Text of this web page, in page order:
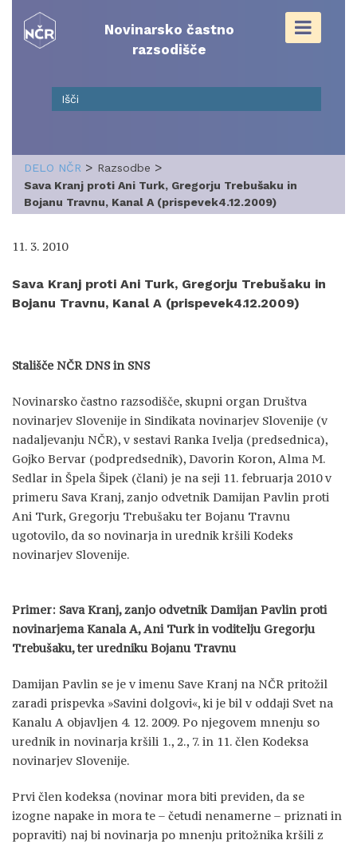
content
Novinarsko častno
razsodišče
DELO NČR > Razsodbe >
Sava Kranj proti Ani Turk, Gregorju Trebušaku in
Bojanu Travnu, Kanal A (prispevek4.12.2009)
11. 3. 2010
Sava Kranj proti Ani Turk, Gregorju Trebušaku in
Bojanu Travnu, Kanal A (prispevek4.12.2009)
Stališče NČR DNS in SNS
Novinarsko častno razsodišče, skupni organ Društva
novinarjev Slovenije in Sindikata novinarjev Slovenije (v
nadaljevanju NČR), v sestavi Ranka Ivelja (predsednica),
Gojko Bervar (podpredsednik), Davorin Koron, Alma M.
Sedlar in Špela Šipek (člani) je na seji 11. februarja 2010 v
primeru Sava Kranj, zanjo odvetnik Damijan Pavlin proti
Ani Turk, Gregorju Trebušaku ter Bojanu Travnu
ugotovilo, da so novinarja in urednik kršili Kodeks
novinarjev Slovenije.
Primer: Sava Kranj, zanjo odvetnik Damijan Pavlin proti
novinarjema Kanala A, Ani Turk in voditelju Gregorju
Trebušaku, ter uredniku Bojanu Travnu
Damijan Pavlin se je v imenu Save Kranj na NČR pritožil
zaradi prispevka »Savini dolgovi«, ki je bil v oddaji Svet na
Kanalu A objavljen 4. 12. 2009. Po njegovem mnenju so
urednik in novinarja kršili 1., 2., 7. in 11. člen Kodeksa
novinarjev Slovenije.
Prvi člen kodeksa (novinar mora biti previden, da se
izogne napake in mora te – četudi nenamerne – priznati in
popraviti) naj bi novinarja po mnenju pritožnika kršili z